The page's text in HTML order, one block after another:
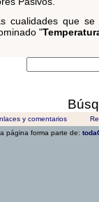
cualidades que
"
y comentarios
página forma parte de: